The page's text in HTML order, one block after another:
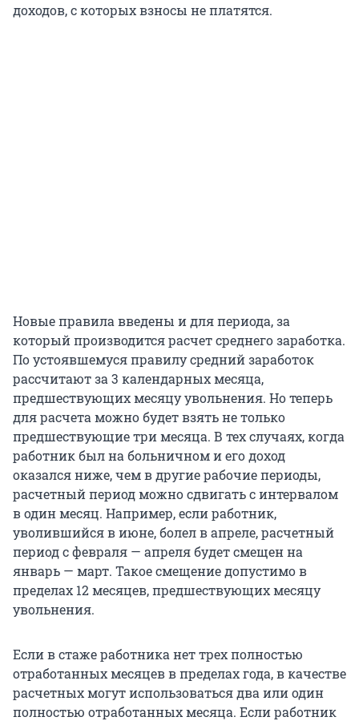
доходов, с которых взносы не платятся.
Новые правила введены и для периода, за
который производится расчет среднего заработка.
По устоявшемуся правилу средний заработок
рассчитают за 3 календарных месяца,
предшествующих месяцу увольнения. Но теперь
для расчета можно будет взять не только
предшествующие три месяца. В тех случаях, когда
работник был на больничном и его доход
оказался ниже, чем в другие рабочие периоды,
расчетный период можно сдвигать с интервалом
в один месяц. Например, если работник,
уволившийся в июне, болел в апреле, расчетный
период с февраля — апреля будет смещен на
январь — март. Такое смещение допустимо в
пределах 12 месяцев, предшествующих месяцу
увольнения.
Если в стаже работника нет трех полностью
отработанных месяцев в пределах года, в качестве
расчетных могут использоваться два или один
полностью отработанных месяца. Если работник